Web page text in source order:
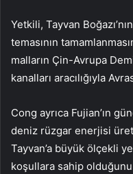
Yetkili, Tayvan
temasının
malların Çin-Avrupa
kanalları aracılığıyla
Cong ayrıca Fujian’ın
deniz rüzgar enerjisi
Tayvan’a büyük ölçekli
koşullara sahip